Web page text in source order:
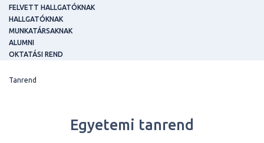
FELVETT HALLGATÓKNAK
HALLGATÓKNAK
MUNKATÁRSAKNAK
ALUMNI
OKTATÁSI REND
Tanrend
Egyetemi tanrend